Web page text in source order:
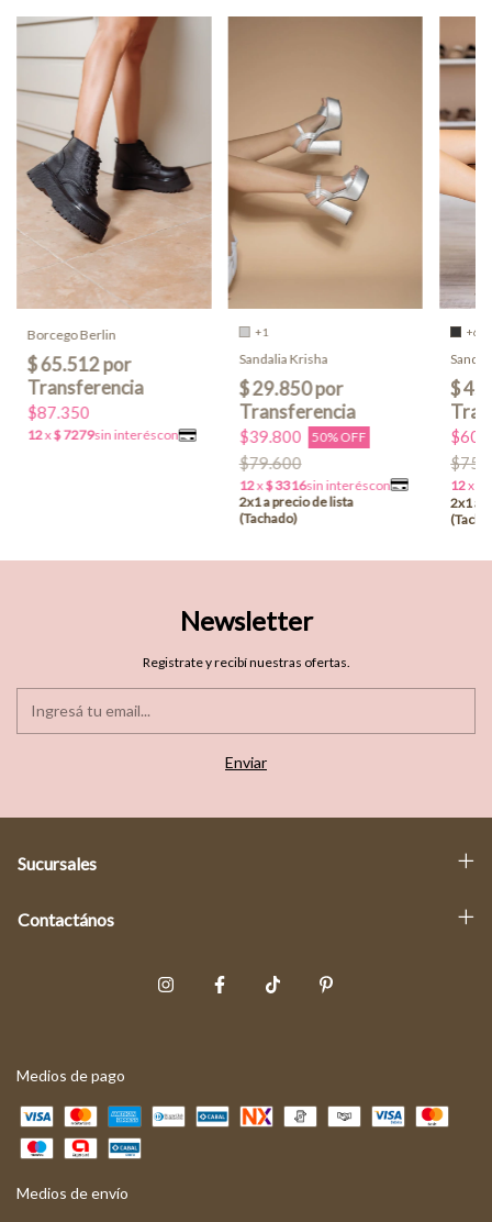
Borcego Berlin
$87.350
+1
Sandalia Krisha
$39.800 50% OFF
$79.600
+6
Newsletter
Registrate y recibí nuestras ofertas.
Sucursales
Contactános
Medios de pago
Medios de envío